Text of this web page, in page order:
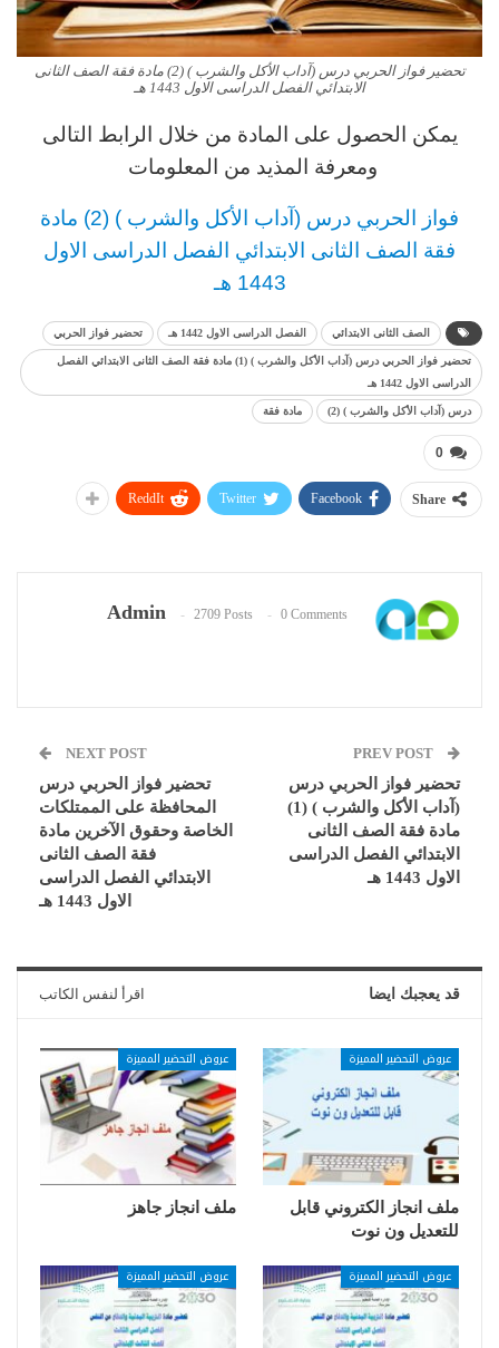
تحضير فواز الحربي درس (آداب الأكل والشرب ) (2) مادة فقة الصف الثانى
الابتدائي الفصل الدراسى الاول 1443 هـ
يمكن الحصول على المادة من خلال الرابط التالى
ومعرفة المذيد من المعلومات
فواز الحربي درس (آداب الأكل والشرب ) (2) مادة
فقة
الصف الثانى الابتدائي الفصل الدراسى الاول
1443 هـ
الصف الثانى الابتدائي الفصل الدراسى الاول 1442 هـ تحضير فواز الحربي
تحضير فواز الحربي درس (آداب الأكل والشرب ) (1) مادة فقة الصف الثانى الابتدائي الفصل
الدراسى الاول 1442 هـ
درس (آداب الأكل والشرب ) (2) مادة فقة
0
Share
Facebook
Twitter
ReddIt
Admin 2709 Posts 0 Comments
تحضير فواز الحربي درس
(آداب الأكل والشرب ) (1)
مادة فقة الصف الثانى
الابتدائي الفصل الدراسى
الاول 1443 هـ
NEXT POST
تحضير فواز الحربي درس
المحافظة على الممتلكات
الخاصة وحقوق الآخرين مادة
فقة الصف الثانى
الابتدائي الفصل الدراسى
الاول 1443 هـ
قد يعجبك ايضا اقرأ لنفس الكاتب
عروض التحضير المميزة
ملف انجاز الكتروني قابل
للتعديل ون نوت
عروض التحضير المميزة
ملف انجاز جاهز
عروض التحضير المميزة عروض التحضير المميزة